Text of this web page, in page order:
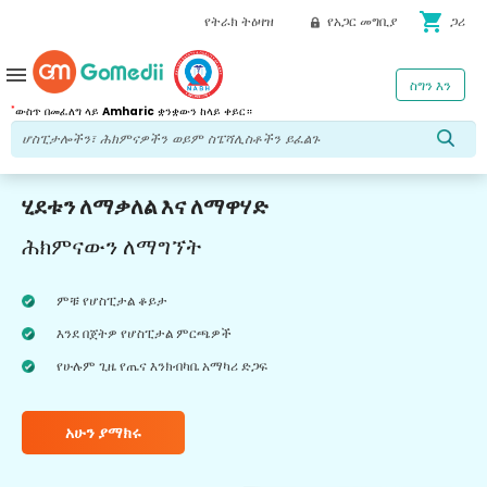
የትራክ ትዕዛዝ የአጋር መግቢያ shopping_cart ጋሪ
*ውስጥ በመፈለግ ላይ Amharic ቋንቋውን ከላይ ቀይር።
ስግን እን
menu
ሂደቱን ለማቃለል እና ለማዋሃድ
ሕክምናውን ለማግኘት
ምቹ የሆስፒታል ቆይታ
እንደ በጀትዎ የሆስፒታል ምርጫዎች
የሁሉም ጊዜ የጤና እንክብካቤ አማካሪ ድጋፍ
አሁን ያማክሩ